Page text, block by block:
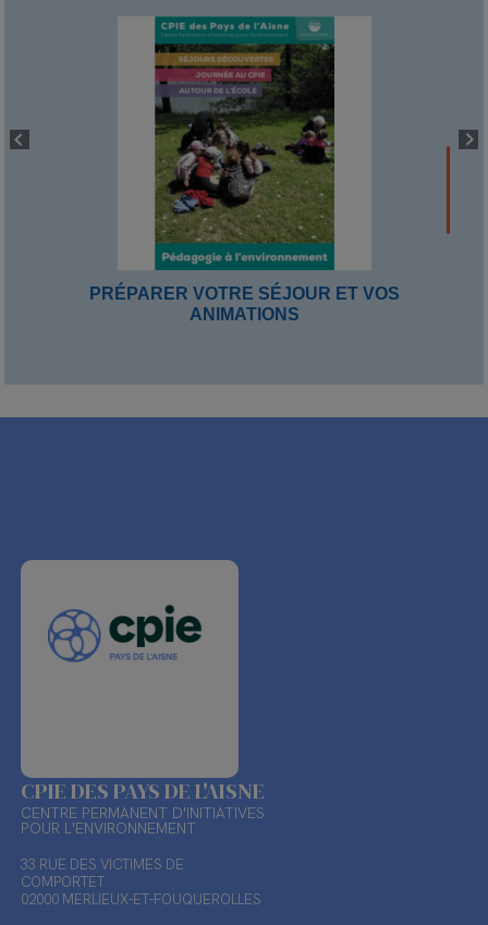
PRÉPARER VOTRE SÉJOUR ET VOS
ANIMATIONS
CPIE DES PAYS DE L'AISNE
CENTRE PERMANENT D'INITIATIVES
POUR L'ENVIRONNEMENT
33 RUE DES VICTIMES DE
COMPORTET
02000 MERLIEUX-ET-FOUQUEROLLES